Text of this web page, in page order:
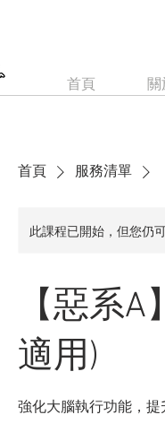
首頁
首頁 服務清單
此課程已開始，但您仍
【惡系
適用)
強化大腦執行功能，